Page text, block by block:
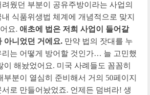
웠던 부분이 공유주방이라는 사업의
식품위생법 체계에 개념적으로 맞지
요. 애초에 법은 저희 사업이 들어갈
아니었던 거에요. 만약 법의 잣대를 누
리는 어떻게 방어할 것인가… 늘 고민했
이 해놨었어요. 미국 사례들도 꼼꼼히
부분이 열심히 준비해서 거의 50페이지
로 만들어놨었죠. 언제든 덤벼라! 생